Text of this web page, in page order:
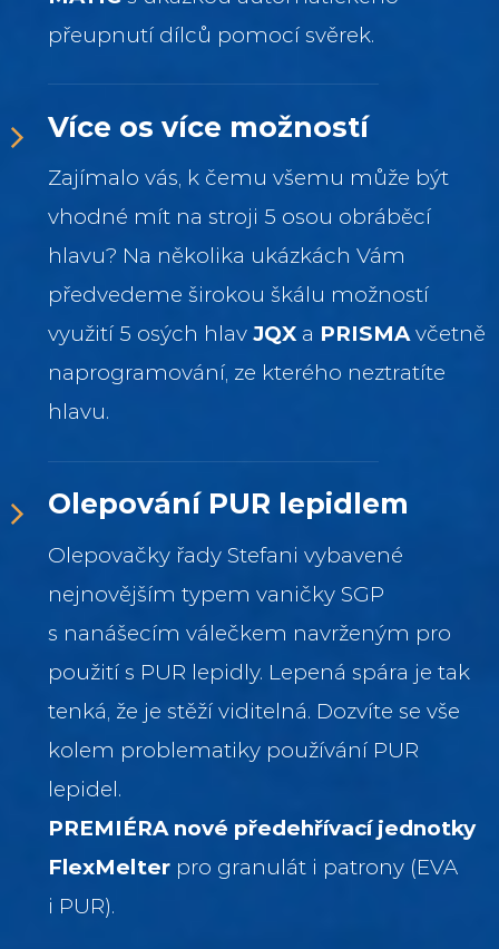
přeupnutí dílců pomocí svěrek.
Více os více možností
Zajímalo vás, k čemu všemu může být
vhodné mít na stroji 5 osou obráběcí
hlavu? Na několika ukázkách Vám
předvedeme širokou škálu možností
využití 5 osých hlav JQX a PRISMAvčetně
naprogramování, ze kterého neztratíte
hlavu.
Olepování PUR lepidlem
Olepovačky řady Stefani vybavené
nejnovějším typem vaničky SGP
s nanášecím válečkem navrženým pro
použití s PUR lepidly. Lepená spára je tak
tenká, že je stěží viditelná. Dozvíte se vše
kolem problematiky používání PUR
lepidel.
PREMIÉRA nové předehřívací jednotky
FlexMelterpro granulát i patrony (EVA
i PUR).